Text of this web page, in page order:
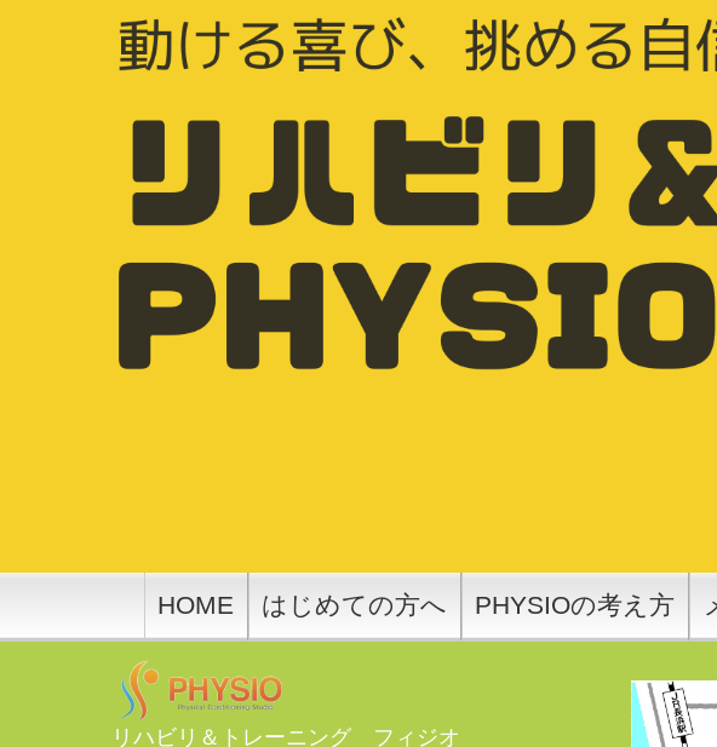
HOME はじめての方へ PHYSIOの考え方
リハビリ＆トレーニング フィジオ